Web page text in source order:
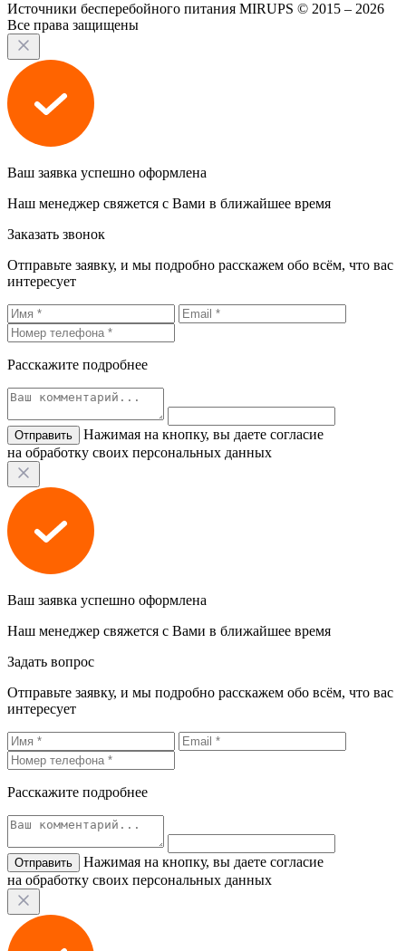
Источники бесперебойного питания MIRUPS © 2015 – 2026
Все права защищены
Ваш заявка успешно оформлена
Наш менеджер свяжется с Вами в ближайшее время
Заказать звонок
Отправьте заявку, и мы подробно расскажем обо всём, что вас
интересует
Расскажите подробнее
Нажимая на кнопку, вы даете согласие
на обработку своих персональных данных
Ваш заявка успешно оформлена
Наш менеджер свяжется с Вами в ближайшее время
Задать вопрос
Отправьте заявку, и мы подробно расскажем обо всём, что вас
интересует
Расскажите подробнее
Нажимая на кнопку, вы даете согласие
на обработку своих персональных данных